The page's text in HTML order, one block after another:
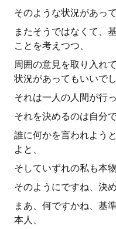
そのような状況があっ
またそうではなくて、
ことを考えつつ、
周囲の意見を取り入れ
状況があってもいいでし
それは一人の人間が行
それを決めるのは自分
誰に何かを言われよう
よと、
そしていずれの私も本
そのようにですね、決
まあ、何ですかね、基
本人、